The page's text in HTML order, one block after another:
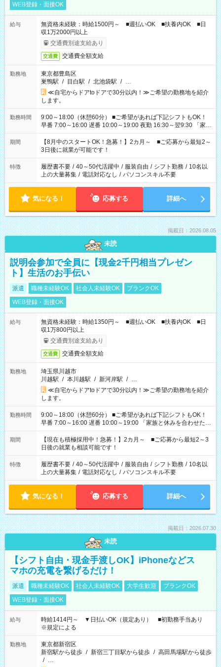
WEB登録・面接OK
給与
無資格未経験：時給1500円～ ■週払いOK ■扶養内OK ■日
収1万2000円以上
交通費別途支給あり
交通費 交通費全額支給
勤務地
東京都豊島区
巣鴨駅 / 目白駅 / 北池袋駅 / …
≪自宅からドアtoドアで30分以内！≫ご希望の勤務地を紹介
します。
勤務時間
9:00～18:00（休憩60分） ■ご希望があれば下記シフトもOK！
早番 7:00～16:00 遅番 10:00～19:00 夜勤 16:30～翌9:30 「家族
と休みを合わせたい」 「余裕を持って夕飯の準備がしたい」
「できれば残業はしたくない」 など、ご希望を教えてください
ね。 ※Wワーク希望の方へ 今ご覧のお仕事で希望する勤務時間
と、もう1つのお仕事の勤務時間。 合計で週40時間を超える場
合は応募できません。
期間
【8月中のスタートOK！急募！】2カ月～ ■ご応募から最短2～
3日後に就業が可能です！
特徴 履歴書不要 / 40～50代活躍中 / 服装自由 / シフト勤務 / 10名以
上の大量募集 / 電話対応なし / パソコンスキル不要
気になる！ 応募する 詳細へ
掲載日：2026.08.05
未読
説明会参加で全員に【現金2千円相当プレゼン
ト】生活のお手伝い
派遣 職種未経験OK 社会人未経験OK
ブランクOK
WEB登録・面接OK
給与
無資格未経験：時給1350円～ ■週払いOK ■扶養内OK ■日
収1万800円以上
交通費別途支給あり
交通費 交通費全額支給
勤務地
埼玉県川越市
川越駅 / 本川越駅 / 新河岸駅 / …
≪自宅からドアtoドアで30分以内！≫ご希望の勤務地を紹介
します。
勤務時間
9:00～18:00（休憩60分） ■ご希望があれば下記シフトもOK！
早番 7:00～16:00 遅番 10:00～19:00 「家族と休みを合わせた
い」 「余裕を持って夕飯の準備がしたい」 「できれば残業はし
たくない」 など、ご希望を教えてくださいね。 ※Wワーク希望
の方へ 今ご覧のお仕事で希望する勤務時間と、もう1つのお仕事
の勤務時間。 合計で週40時間を超える場合は応募できません。
期間
【現在も積極採用中！急募！】2カ月～ ■ご応募から最短2～3
日後の就業も相談可能です！
特徴 履歴書不要 / 40～50代活躍中 / 服装自由 / シフト勤務 / 10名以
上の大量募集 / 電話対応なし / パソコンスキル不要
気になる！ 応募する 詳細へ
掲載日：2026.07.30
未読
【シフト自由・現金手渡しOK】iPhoneなどス
マホの充電を繋げるだけ！
派遣 職種未経験OK 社会人未経験OK 大学生歓迎
ブランクOK
WEB登録・面接OK
給与
時給1414円～ ▼日払いOK（規定あり） ■初勤務手当あり
※規定による
勤務地
東京都新宿区
新宿駅から徒歩 / 新宿三丁目駅から徒歩 / 高田馬場駅から徒歩
/ …